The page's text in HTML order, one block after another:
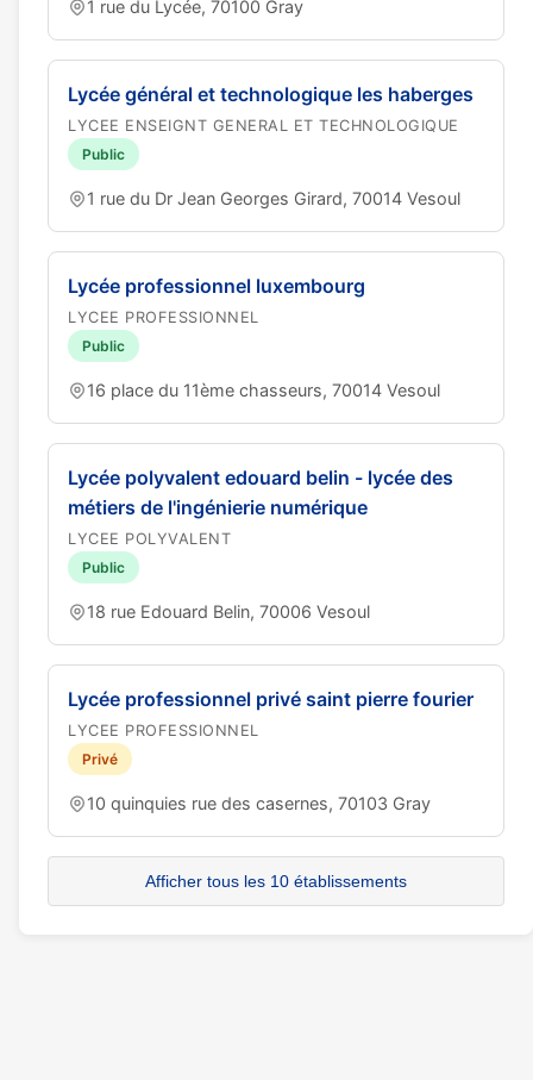
1 rue du Lycée, 70100 Gray
Lycée général et technologique les haberges
LYCEE ENSEIGNT GENERAL ET TECHNOLOGIQUE
Public
1 rue du Dr Jean Georges Girard, 70014 Vesoul
Lycée professionnel luxembourg
LYCEE PROFESSIONNEL
Public
16 place du 11ème chasseurs, 70014 Vesoul
Lycée polyvalent edouard belin - lycée des
métiers de l'ingénierie numérique
LYCEE POLYVALENT
Public
18 rue Edouard Belin, 70006 Vesoul
Lycée professionnel privé saint pierre fourier
LYCEE PROFESSIONNEL
Privé
10 quinquies rue des casernes, 70103 Gray
Afficher tous les 10 établissements